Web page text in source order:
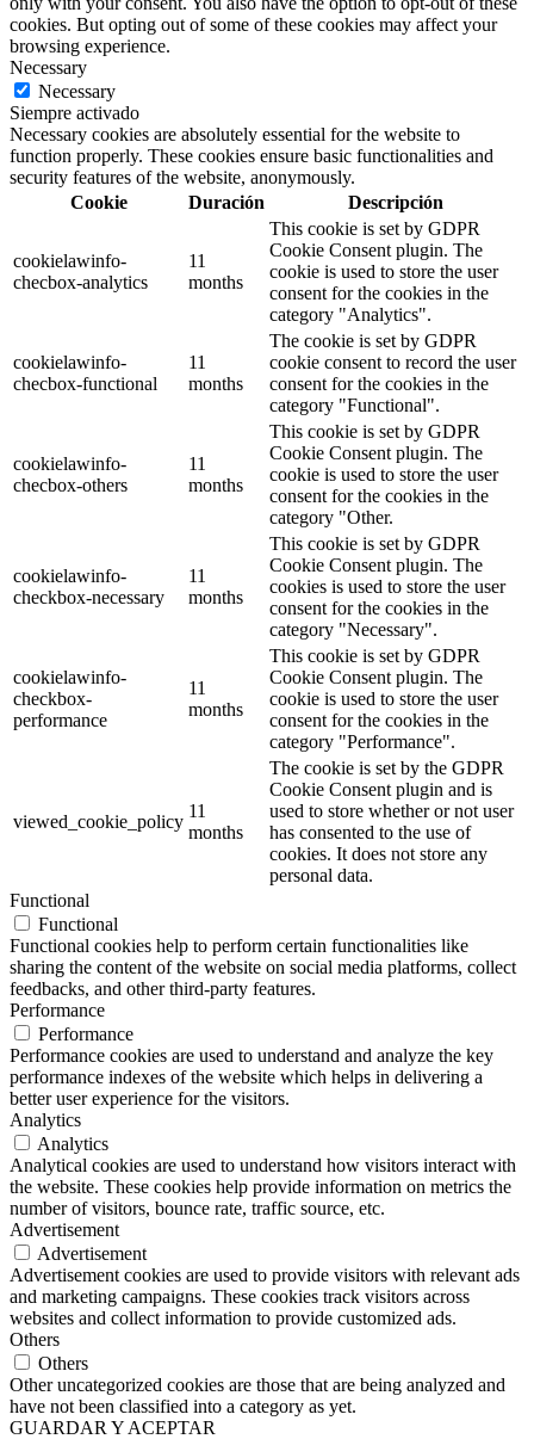
cookies. But opting out of some of these cookies may affect your
browsing experience.
Necessary
Necessary
Siempre activado
Necessary cookies are absolutely essential for the website to
function properly. These cookies ensure basic functionalities and
security features of the website, anonymously.
Cookie
Duración Descripción
cookielawinfo-
checbox-analytics
11
months
This cookie is set by GDPR
Cookie Consent plugin. The
cookie is used to store the user
consent for the cookies in the
category "Analytics".
cookielawinfo-
checbox-functional
11
months
The cookie is set by GDPR
cookie consent to record the user
consent for the cookies in the
category "Functional".
cookielawinfo-
checbox-others
11
months
This cookie is set by GDPR
Cookie Consent plugin. The
cookie is used to store the user
consent for the cookies in the
category "Other.
cookielawinfo-
checkbox-necessary
11
months
This cookie is set by GDPR
Cookie Consent plugin. The
cookies is used to store the user
consent for the cookies in the
category "Necessary".
cookielawinfo-
checkbox-
performance
11
months
This cookie is set by GDPR
Cookie Consent plugin. The
cookie is used to store the user
consent for the cookies in the
category "Performance".
viewed_cookie_policy
11
months
The cookie is set by the GDPR
Cookie Consent plugin and is
used to store whether or not user
has consented to the use of
cookies. It does not store any
personal data.
Functional
Functional
Functional cookies help to perform certain functionalities like
sharing the content of the website on social media platforms, collect
feedbacks, and other third-party features.
Performance
Performance
Performance cookies are used to understand and analyze the key
performance indexes of the website which helps in delivering a
better user experience for the visitors.
Analytics
Analytics
Analytical cookies are used to understand how visitors interact with
the website. These cookies help provide information on metrics the
number of visitors, bounce rate, traffic source, etc.
Advertisement
Advertisement
Advertisement cookies are used to provide visitors with relevant ads
and marketing campaigns. These cookies track visitors across
websites and collect information to provide customized ads.
Others
Others
Other uncategorized cookies are those that are being analyzed and
have not been classified into a category as yet.
GUARDAR Y ACEPTAR